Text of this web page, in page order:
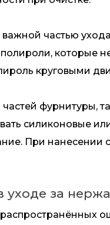
частью
которые
круговыми
фурнитуры,
силиконовые
При нанесении
уходе за